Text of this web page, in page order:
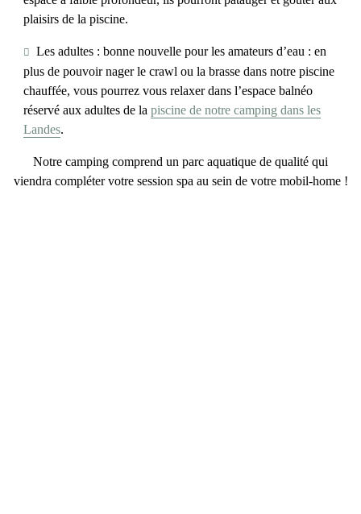
plaisirs de la piscine.
Les adultes : bonne nouvelle pour les amateurs d’eau : en
plus de pouvoir nager le crawl ou la brasse dans notre piscine
chauffée, vous pourrez vous relaxer dans l’espace balnéo
réservé aux adultes de la piscine de notre camping dans les
Landes.
Notre camping comprend un parc aquatique de qualité qui
viendra compléter votre session spa au sein de votre mobil-home !